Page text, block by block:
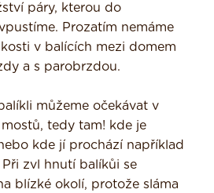
páry, kterou do
Prozatím nemáme
v balí­cích mezi domem
a s parobrzdou.
můžeme oče­kávat v
tedy tam! kde je
kde jí prochází například
zvl hnutí balíkůi se
blízké okolí, protože sláma